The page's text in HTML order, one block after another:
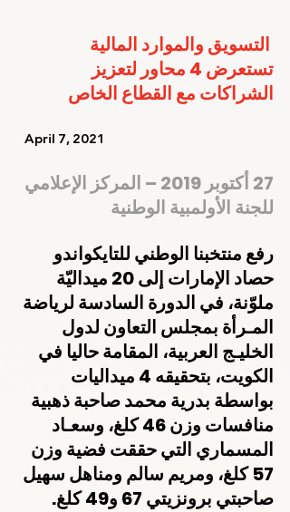
التسويق والموارد المالية
تستعرض 4 محاور لتعزيز
الشراكات مع القطاع الخاص
   April 7, 2021
27 أكتوبر 2019 – المركز الإعلامي
للجنة الأولمبية الوطنية
رفع منتخبنا الوطني للتايكواندو
حصاد الإمارات إلى 20 ميداليّة
ملوّنة، في الدورة السادسة لرياضة
المـرأة بمجلس التعاون لدول
الخليـج العربية، المقامة حاليا في
الكويت، بتحقيقه 4 ميداليات
بواسطة بدرية محمد صاحبة ذهبية
منافسات وزن 46 كلغ، وسعـاد
المسماري التي حققت فضية وزن
57 كلغ، ومريم سالم ومناهل سهيل
صاحبتي برونزيتي 67 و49 كلغ.